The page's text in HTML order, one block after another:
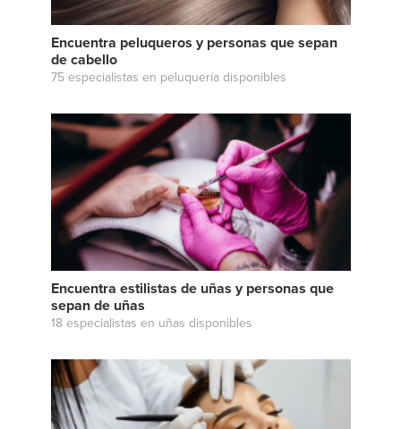
Encuentra peluqueros y personas que sepan
de cabello
75 especialistas en peluquería disponibles
Encuentra estilistas de uñas y personas que
sepan de uñas
18 especialistas en uñas disponibles